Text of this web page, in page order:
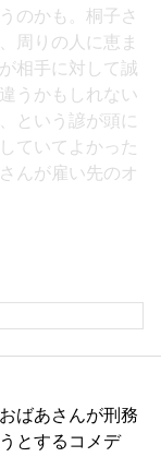
のかも。桐子さ
周りの人に恵ま
相手に対して誠
うかもしれない
という諺が頭に
ていてよかった
んが雇い先のオ
ばあさんが刑務
とするコメデ